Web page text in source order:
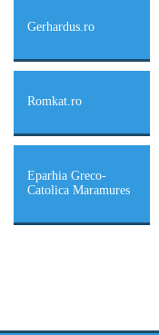
Gerhardus.ro
Romkat.ro
Eparhia Greco-
Catolica Maramures